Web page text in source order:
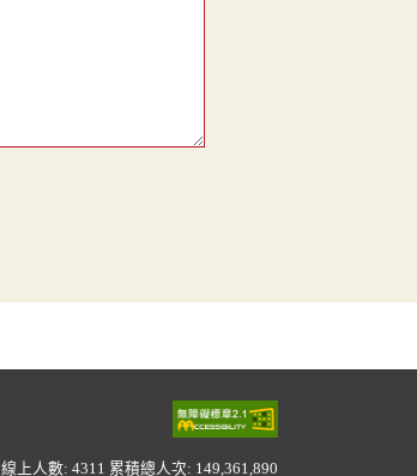
線上人數: 4311 累積總人次: 149,361,890